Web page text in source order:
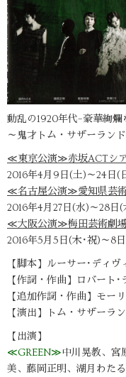
動乱の1920年代–豪華絢
～鬼才トム・サザーラン
≪東京公演≫赤坂ACTシ
2016年4月9日(土)～24日(
≪名古屋公演≫愛知県芸
2016年4月27日(水)～28日(
≪大阪公演≫梅田芸術劇
2016年5月5日(木･祝)～8
【脚本】ルーサー･ディヴ
【作詞・作曲】ロバート
【追加作詞・作曲】モー
【演出】トム・サザーラ
【出演】
≪GREEN≫中川晃教、宮
美、藤岡正明、湖月わた